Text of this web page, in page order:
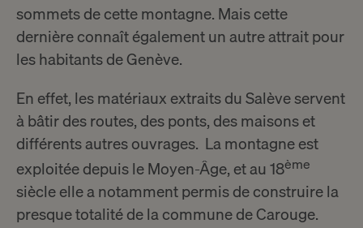
sommets de cette montagne. Mais cette
dernière connaît également un autre attrait pour
les habitants de Genève.
En effet, les matériaux extraits du Salève servent
à bâtir des routes, des ponts, des maisons et
différents autres ouvrages. La montagne est
exploitée depuis le Moyen-Âge, et au 18ème
siècle elle a notamment permis de construire la
presque totalité de la commune de Carouge.